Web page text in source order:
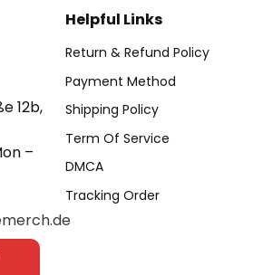
12b,
–
Helpful Links
Return & Refund Policy
Payment Method
Shipping Policy
Term Of Service
DMCA
Tracking Order